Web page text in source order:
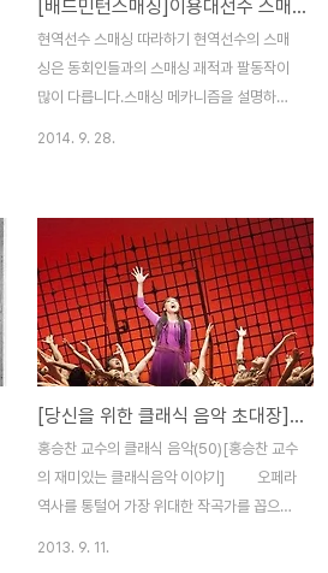
[배드민턴스매싱]이용대선수 스매싱 따라하기
현역선수 스매싱 따라하기 현역선수의 스매
싱은 동회인들과의 스매싱 괘적과 팔동작이
많이 다릅니다.스매싱 메카니즘을 설명하기
늘은 현역선수의 스매싱 동작을 분석해 보도
록 하겠습니다.먼저 당부의 말씀을 드려야겠
습니다.이 동작을 분석해 보긴 하겠지만 여러
분들이 익히기엔 무리가 많이 따르는 동작이
라는 것.부상의 위험이 높다는 것입니다. 동
호인분들은 대부분 짧게는 3달에서 많게는 2
년이라는 시간동안 레슨을 하시고나머지는
배우는 단계는 끝내고 운동을 하시는 분들입
니다.배우는 시간도 현역선수들과 비교하면
정말 얼마되지 않는 시간이죠.그리고 몇년이
2014. 9. 28.
[당신을 위한 클래식 음악 초대장] 베르디와 바그너의 마지막 메시지, 바보들의 행진. 베르디와 바그너의 탄생 200주년을 맞이하여...
홍승찬 교수의 클래식 음악(50)[홍승찬 교수
의 재미있는 클래식음악 이야기] 오페라
역사를 통털어 가장 위대한 작곡가를 꼽으라
2013. 9. 11.